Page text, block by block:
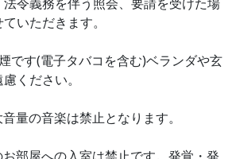
いただきます。
です(電子タバコを含む)ベランダや玄
ください。
量の音楽は禁止となります。